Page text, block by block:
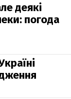
деякі
погода